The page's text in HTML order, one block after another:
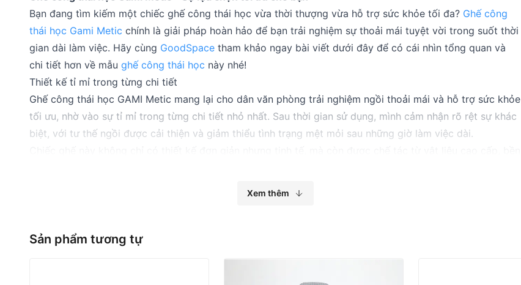
Bạn đang tìm kiếm một chiếc ghế công thái học vừa thời thượng vừa hỗ trợ sức khỏe tối đa? Ghế công
thái học Gami Metic chính là giải pháp hoàn hảo để bạn trải nghiệm sự thoải mái tuyệt vời trong suốt thời
gian dài làm việc. Hãy cùng GoodSpace tham khảo ngay bài viết dưới đây để có cái nhìn tổng quan và
chi tiết hơn về mẫu ghế công thái học này nhé!
Thiết kế tỉ mỉ trong từng chi tiết
Ghế công thái học GAMI Metic mang lại cho dân văn phòng trải nghiệm ngồi thoải mái và hỗ trợ sức khỏe
tối ưu, nhờ vào sự tỉ mỉ trong từng chi tiết nhỏ nhất. Sau thời gian sử dụng, mình cảm nhận rõ rệt sự khác
biệt, với tư thế ngồi được cải thiện và giảm thiểu tình trạng mệt mỏi sau những giờ làm việc dài.
Ghế công thái học GAMI Metic có kiểu dáng sang trọng với 2 màu Black và Gray thời thượng
Xem thêm
Sản phẩm tương tự